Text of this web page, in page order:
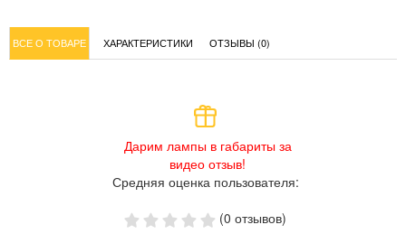
ВСЕ О ТОВАРЕ ХАРАКТЕРИСТИКИ ОТЗЫВЫ (0)
Дарим лампы в габариты за
видео отзыв!
Средняя оценка пользователя:
(0 отзывов)